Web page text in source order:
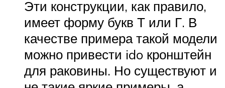
Эти конструкции, как правило,
имеет форму букв Т или Г. В
качестве примера такой модели
можно привести ido кронштейн
для раковины. Но существуют и